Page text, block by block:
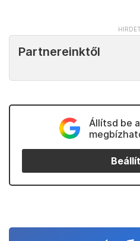
Partnereinktől
Állítsd be